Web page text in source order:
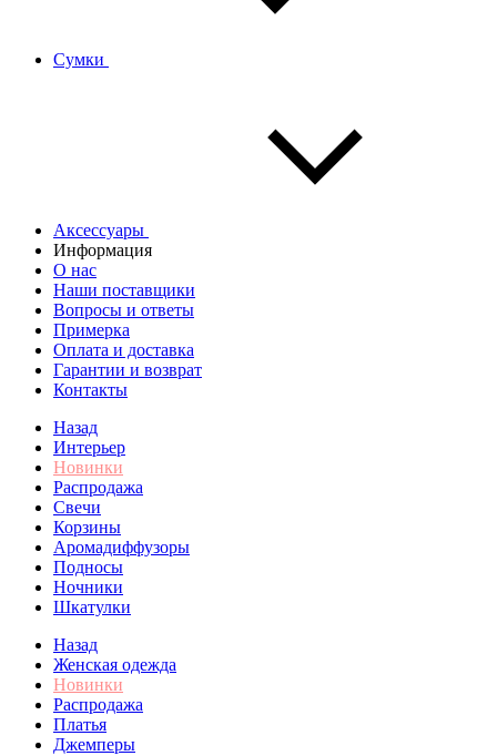
Сумки
Аксессуары
Информация
О нас
Наши поставщики
Вопросы и ответы
Примерка
Оплата и доставка
Гарантии и возврат
Контакты
Назад
Интерьер
Новинки
Распродажа
Свечи
Корзины
Аромадиффузоры
Подносы
Ночники
Шкатулки
Назад
Женская одежда
Новинки
Распродажа
Платья
Джемперы